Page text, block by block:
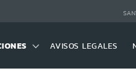
AVISOS LEGALES